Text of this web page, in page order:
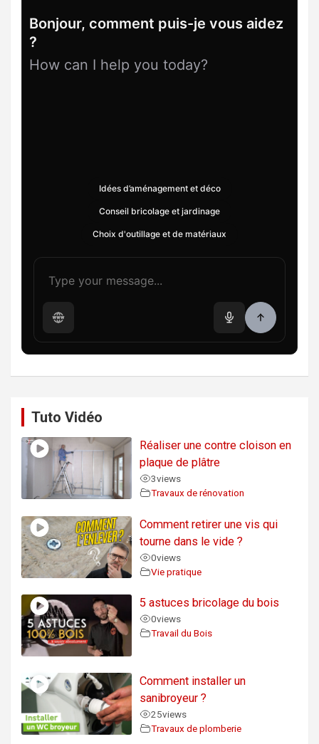
Bonjour, comment puis-je vous aidez
?
How can I help you today?
Idées d’aménagement et déco
Conseil bricolage et jardinage
Choix d'outillage et de matériaux
Tuto Vidéo
Réaliser une contre cloison en
plaque de plâtre
3views
Travaux de rénovation
Comment retirer une vis qui
tourne dans le vide ?
0views
Vie pratique
5 astuces bricolage du bois
0views
Travail du Bois
Comment installer un
sanibroyeur ?
25views
Travaux de plomberie